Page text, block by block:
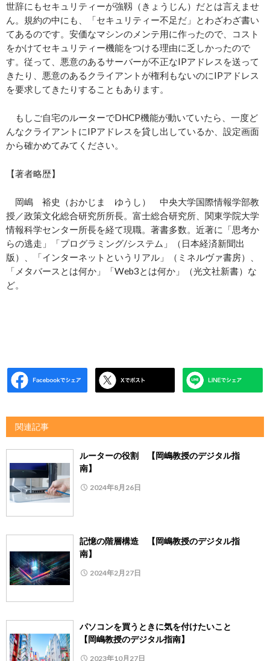
世辞にもセキュリティーが強靱（きょうじん）だとは言えませ
ん。規約の中にも、「セキュリティー不足だ」とわざわざ書い
てあるのです。安価なマシンのメンテ用に作ったので、コスト
をかけてセキュリティー機能をつける理由に乏しかったので
す。従って、悪意のあるサーバーが不正なIPアドレスを送って
きたり、悪意のあるクライアントが権利もないのにIPアドレス
を要求してきたりすることもあります。
もしご自宅のルーターでDHCP機能が動いていたら、一度ど
んなクライアントにIPアドレスを貸し出しているか、設定画面
から確かめてみてください。
【著者略歴】
岡嶋 裕史（おかじま ゆうし） 中央大学国際情報学部教
授／政策文化総合研究所所長。富士総合研究所、関東学院大学
情報科学センター所長を経て現職。著書多数。近著に「思考か
らの逃走」「プログラミング/システム」（日本経済新聞出
版）、「インターネットというリアル」（ミネルヴァ書房）、
「メタバースとは何か」「Web3とは何か」（光文社新書）な
ど。
関連記事
ルーターの役割 【岡嶋教授のデジタル指
南】
2024年8月26日
記憶の階層構造 【岡嶋教授のデジタル指
南】
2024年2月27日
パソコンを買うときに気を付けたいこと
【岡嶋教授のデジタル指南】
2023年10月27日